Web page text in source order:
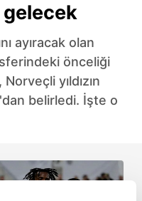
ayıracak olan
önceliği
yıldızın
belirledi. İşte o